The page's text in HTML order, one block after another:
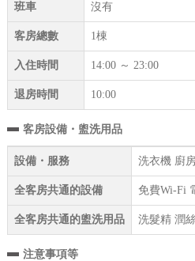
班車 沒有
客房總數 1棟
入住時間 14:00 ～ 23:00
退房時間 10:00
客房設備・盥洗用品
設備・服務 洗衣機 廚
全客房共通的設備 免費Wi-Fi
全客房共通的盥洗用品 洗髮精 潤
注意事項等